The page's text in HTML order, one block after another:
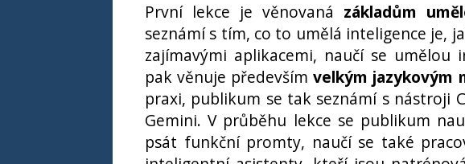
První lekce je věnovaná základům
seznámí s tím, co to umělá inteligence je,
zajímavými aplikacemi, naučí se umělou
pak věnuje předevšímvelkým jazykovým
praxi, publikum se tak seznámí s nástroji
Gemini. V průběhu lekce se publikum
psát funkční promty, naučí se také